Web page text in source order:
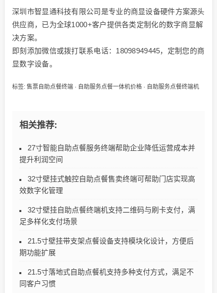
深圳市智显通科技有限公司是专业的商显设备硬件方案源头
供应商，已为全球1000+客户提供各类定制化的数字商显解
决方案。
即刻添加微信或拨打联系电话：18098949445，定制您的商
显数字设备。
标签: 售票自助点餐终端 · 自助服务点餐一体机价格 · 自助服务点餐终端机
相关推荐:
27寸智能自助点餐服务终端帮助企业降低运营成本并
提升利润空间
32寸壁挂式触控自助点餐售卖终端可帮助门店实现高
效数字化管理
32寸壁挂自助点餐终端机支持二维码与刷卡支付，满
足多样化支付场景
21.5寸壁挂带支架点餐设备支持模块化设计，方便后
期功能扩展
21.5寸落地式自助点餐机支持多种支付方式，满足不
同客户习惯